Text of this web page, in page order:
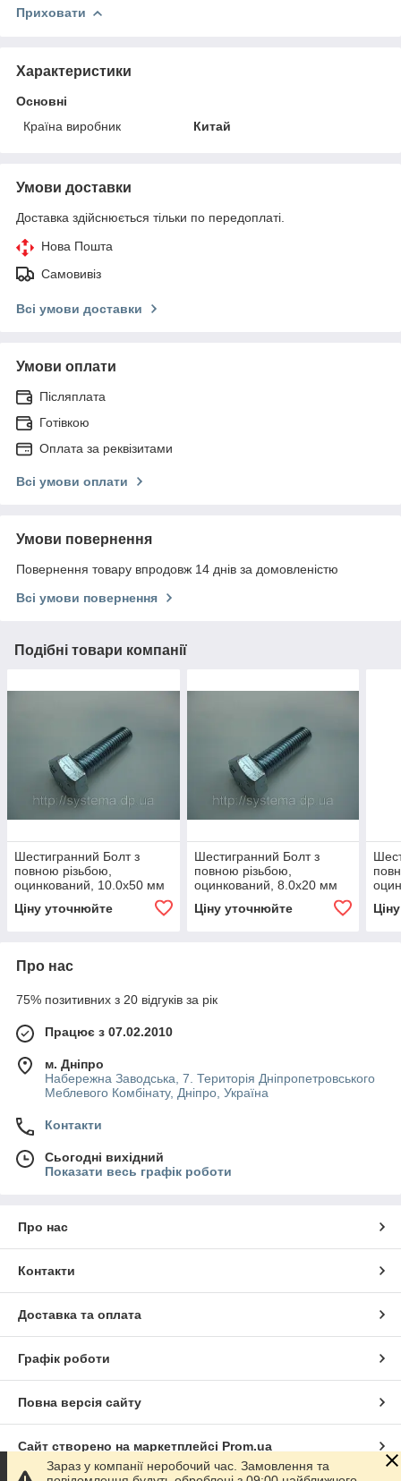
Приховати
Характеристики
Основні
Країна виробник
Китай
Умови доставки
Доставка здійснюється тільки по передоплаті.
Нова Пошта
Самовивіз
Всі умови доставки
Умови оплати
Післяплата
Готівкою
Оплата за реквізитами
Всі умови оплати
Умови повернення
Повернення товару впродовж 14 днів за домовленістю
Всі умови повернення
Подібні товари компанії
Шестигранний Болт з
повною різьбою,
оцинкований, 10.0х50 мм
Ціну уточнюйте
Шестигранний Болт з
повною різьбою,
оцинкований, 8.0х20 мм
Ціну уточнюйте
Про нас
75% позитивних з 20 відгуків за рік
Працює з 07.02.2010
м. Дніпро
Набережна Заводська, 7. Територія Дніпропетровського
Меблевого Комбінату, Дніпро, Україна
Контакти
Сьогодні вихідний
Показати весь графік роботи
Про нас
Контакти
Доставка та оплата
Графік роботи
Повна версія сайту
Сайт створено на маркетплейсі Prom.ua
Зараз у компанії неробочий час. Замовлення та